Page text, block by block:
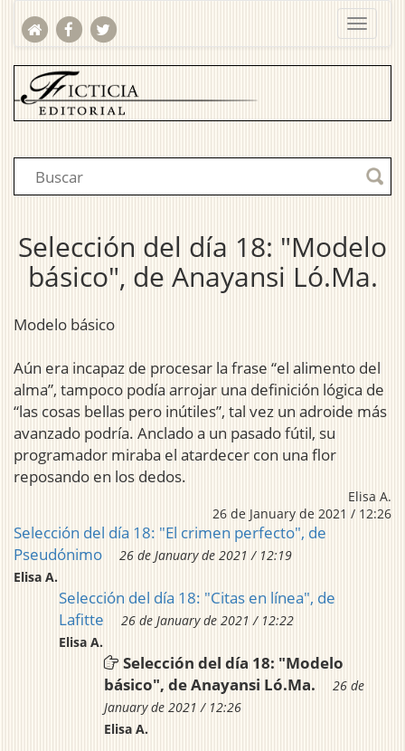
Selección del día 18: "Modelo
básico", de Anayansi Ló.Ma.
Modelo básico
Aún era incapaz de procesar la frase “el alimento del
alma”, tampoco podía arrojar una definición lógica de
“las cosas bellas pero inútiles”, tal vez un adroide más
avanzado podría. Anclado a un pasado fútil, su
programador miraba el atardecer con una flor
reposando en los dedos.
Elisa A.
26 de January de 2021 / 12:26
Selección del día 18: "El crimen perfecto", de
Pseudónimo
26 de January de 2021 / 12:19
Elisa A.
Selección del día 18: "Citas en línea", de
Lafitte
26 de January de 2021 / 12:22
Elisa A.
Selección del día 18: "Modelo
básico", de Anayansi Ló.Ma.
26 de
January de 2021 / 12:26
Elisa A.